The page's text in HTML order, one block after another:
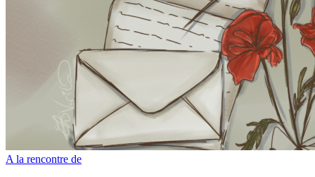
A la rencontre de